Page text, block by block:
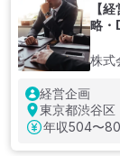
【
略・
株式
経営企画
東京都渋谷区
年収504〜